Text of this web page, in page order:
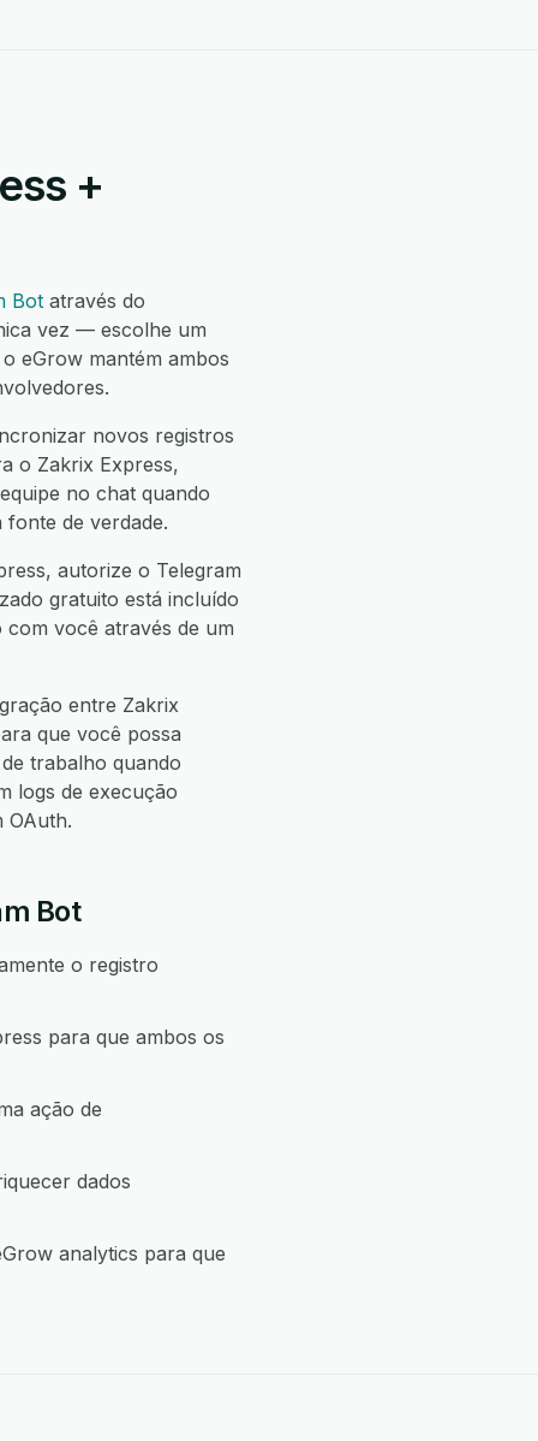
+
Bot através do
vez — escolhe um
eGrow mantém ambos
novos registros
o Zakrix Express,
no chat quando
fonte de verdade.
autorize o Telegram
gratuito está incluído
você através de um
entre Zakrix
que você possa
trabalho quando
logs de execução
OAuth.
Bot
o registro
para que ambos os
ação de
dados
analytics para que